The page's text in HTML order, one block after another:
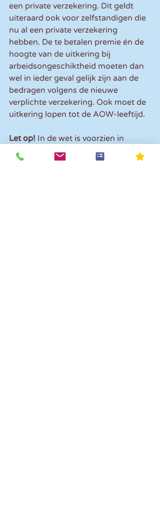
een private verzekering. Dit geldt
uiteraard ook voor zelfstandigen die
nu al een private verzekering
hebben. De te betalen premie én de
hoogte van de uitkering bij
arbeidsongeschiktheid moeten dan
wel in ieder geval gelijk zijn aan de
bedragen volgens de nieuwe
verplichte verzekering. Ook moet de
uitkering lopen tot de AOW-leeftijd.
Let op! In de wet is voorzien in
overgangsrecht voor al lopende
verzekeringen.